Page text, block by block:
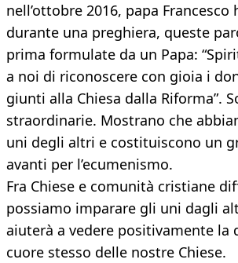
nell’ottobre 2016, papa Francesco
durante una preghiera, queste
prima formulate da un Papa:
a noi di riconoscere con gioia i
giunti alla Chiesa dalla Riforma”.
straordinarie. Mostrano che
uni degli altri e costituiscono un
avanti per l’ecumenismo.
Fra Chiese e comunità cristiane
possiamo imparare gli uni dagli
aiuterà a vedere positivamente la
cuore stesso delle nostre Chiese.